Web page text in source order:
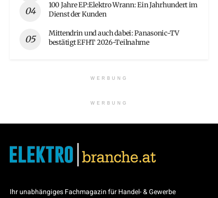
100 Jahre EP:Elektro Wrann: Ein Jahrhundert im
Dienst der Kunden
Mittendrin und auch dabei: Panasonic-TV
bestätigt EFHT 2026-Teilnahme
WERBUNG
WERBUNG
Ihr unabhängiges Fachmagazin für Handel- & Gewerbe